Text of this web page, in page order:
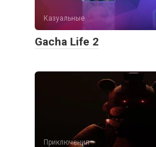
Казуальные
Gacha Life 2
Приключения